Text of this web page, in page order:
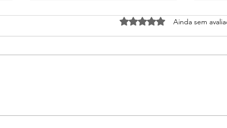
aprovado no Vestibular?
Avaliado com 0 de 5
Ainda sem